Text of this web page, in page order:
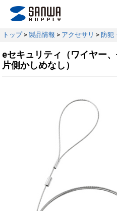
トップ> 製品情報 > アクセサリ > 防犯
eセキュリティ（ワイヤー
片側かしめなし）